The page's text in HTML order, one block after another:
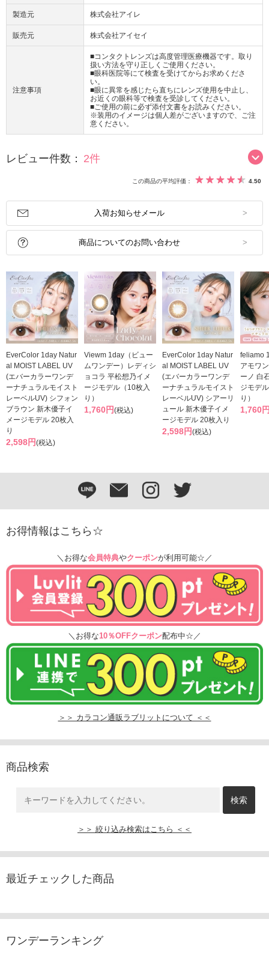
製造元 株式会社アイレ
販売元 株式会社アイセイ
注意事項
■コンタクトレンズは高度管理医療機器です。取り
扱い方法を守り正しくご使用ください。
■眼科医院等にて検査を受けてからお求めくださ
い。
■眼に異常を感じたら直ちにレンズ使用を中止し、
お近くの眼科等で検査を受診してください。
■ご使用の前に必ず添付文書をお読みください。
※装用のイメージは個人差がございますので、ご注
意ください。
レビュー件数： 2件
この商品の平均評価： 4.50
入荷お知らせメール
商品についてのお問い合わせ
EverColor 1day Natur
al MOIST LABEL UV
(エバーカラーワンデ
ーナチュラルモイスト
レーベルUV) シフォン
ブラウン 新木優子イ
メージモデル 20枚入
り
2,598円(税込)
Viewm 1day（ビュー
ムワンデー）レディシ
ョコラ 平松想乃イメ
ージモデル（10枚入
り）
1,760円(税込)
EverColor 1day Natur
al MOIST LABEL UV
(エバーカラーワンデ
ーナチュラルモイスト
レーベルUV) シアーリ
ュール 新木優子イメ
ージモデル 20枚入り
2,598円(税込)
feliamo
アモワ
ーノ 白
ジモデ
り）
1,760
お得情報はこちら☆
＼お得な会員特典やクーポンが利用可能☆／
＼お得な10％OFFクーポン配布中☆／
＞＞ カラコン通販ラブリットについて ＜＜
商品検索
＞＞ 絞り込み検索はこちら ＜＜
最近チェックした商品
ワンデーランキング